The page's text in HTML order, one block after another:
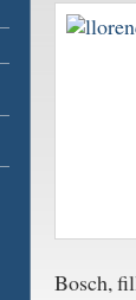
Bosch,